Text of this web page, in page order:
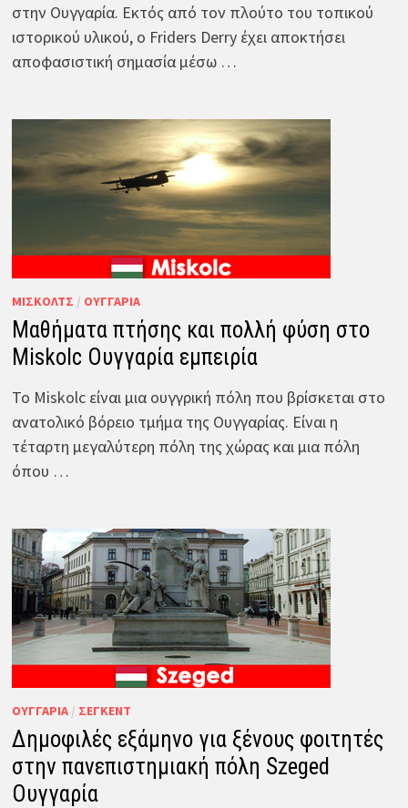
στην Ουγγαρία. Εκτός από τον πλούτο του τοπικού
ιστορικού υλικού, ο Friders Derry έχει αποκτήσει
αποφασιστική σημασία μέσω …
ΜΊΣΚΟΛΤΣ / ΟΥΓΓΑΡΊΑ
Μαθήματα πτήσης και πολλή φύση στο
Miskolc Ουγγαρία εμπειρία
Το Miskolc είναι μια ουγγρική πόλη που βρίσκεται στο
ανατολικό βόρειο τμήμα της Ουγγαρίας. Είναι η
τέταρτη μεγαλύτερη πόλη της χώρας και μια πόλη
όπου …
ΟΥΓΓΑΡΊΑ/ ΣΈΓΚΕΝΤ
Δημοφιλές εξάμηνο για ξένους φοιτητές
στην πανεπιστημιακή πόλη Szeged
Ουγγαρία